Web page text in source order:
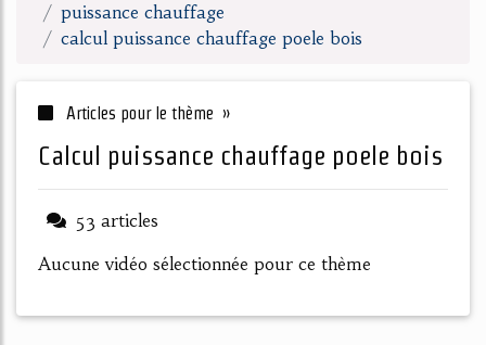
puissance chauffage
calcul puissance chauffage poele bois
Articles pour le thème »
calcul puissance chauffage poele bois
53 articles
Aucune vidéo sélectionnée pour ce thème